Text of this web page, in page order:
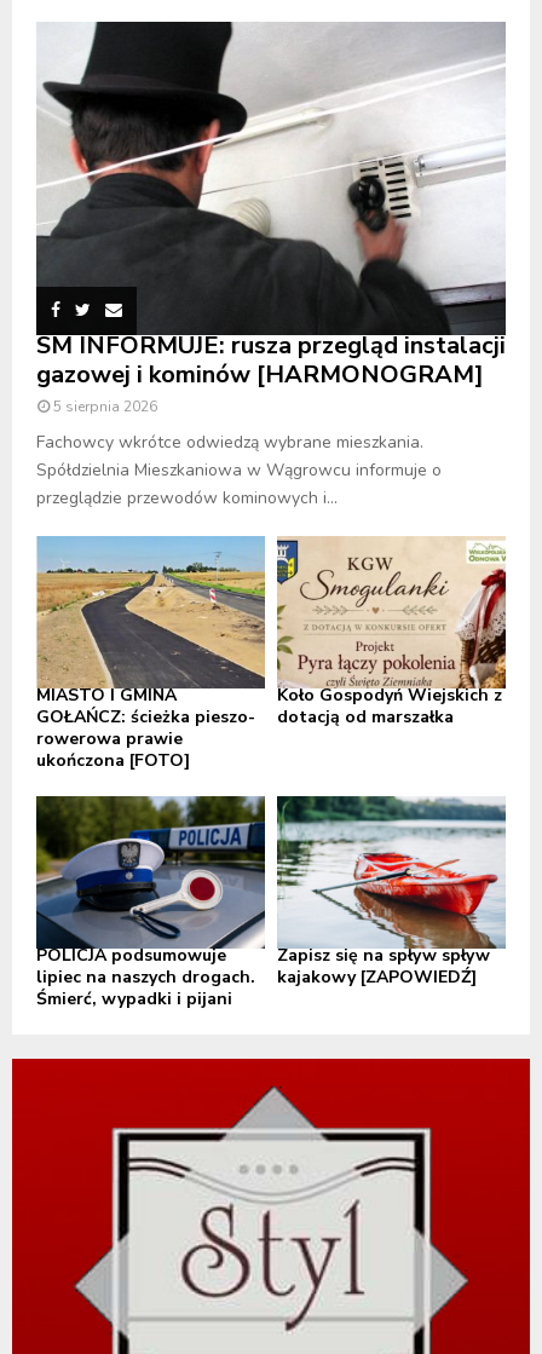
SM INFORMUJE: rusza przegląd instalacji
gazowej i kominów [HARMONOGRAM]
5 sierpnia 2026
Fachowcy wkrótce odwiedzą wybrane mieszkania.
Spółdzielnia Mieszkaniowa w Wągrowcu informuje o
przeglądzie przewodów kominowych i...
MIASTO I GMINA
GOŁAŃCZ: ścieżka pieszo-
rowerowa prawie
ukończona [FOTO]
Koło Gospodyń Wiejskich z
dotacją od marszałka
POLICJA podsumowuje
lipiec na naszych drogach.
Śmierć, wypadki i pijani
Zapisz się na spływ spływ
kajakowy [ZAPOWIEDŹ]